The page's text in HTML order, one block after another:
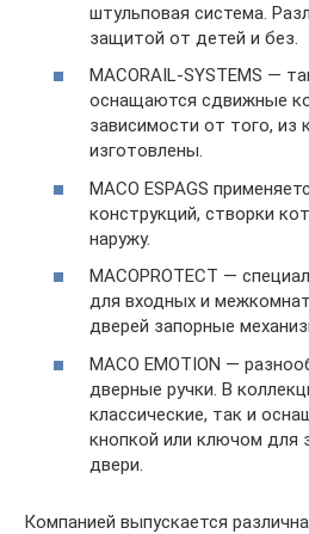
штульповая система.
защитой от детей и без.
MACORAIL-SYSTEMS —
оснащаются сдвижные
зависимости от того, из
изготовлены.
MACO ESPAGS
конструкций, створки
наружу.
MACOPROTECT —
для входных и
дверей запорные
MACO EMOTION —
дверные ручки. В
классические, так и
кнопкой или ключом для
двери.
Компанией выпускается